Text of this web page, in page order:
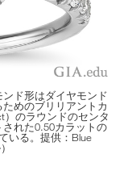
ド形はダイヤモンド
めのブリリアントカ
のラウンドのセンタ
れた0.50カラットの
いる。提供：Blue